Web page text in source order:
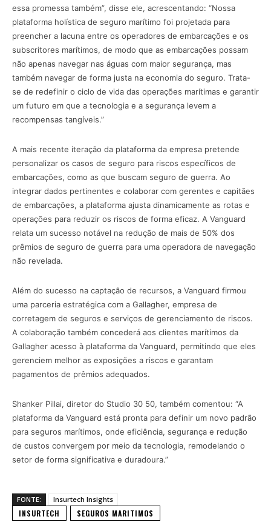
essa promessa também”, disse ele, acrescentando: “Nossa
plataforma holística de seguro marítimo foi projetada para
preencher a lacuna entre os operadores de embarcações e os
subscritores marítimos, de modo que as embarcações possam
não apenas navegar nas águas com maior segurança, mas
também navegar de forma justa na economia do seguro. Trata-
se de redefinir o ciclo de vida das operações marítimas e garantir
um futuro em que a tecnologia e a segurança levem a
recompensas tangíveis.”
A mais recente iteração da plataforma da empresa pretende
personalizar os casos de seguro para riscos específicos de
embarcações, como as que buscam seguro de guerra. Ao
integrar dados pertinentes e colaborar com gerentes e capitães
de embarcações, a plataforma ajusta dinamicamente as rotas e
operações para reduzir os riscos de forma eficaz. A Vanguard
relata um sucesso notável na redução de mais de 50% dos
prêmios de seguro de guerra para uma operadora de navegação
não revelada.
Além do sucesso na captação de recursos, a Vanguard firmou
uma parceria estratégica com a Gallagher, empresa de
corretagem de seguros e serviços de gerenciamento de riscos.
A colaboração também concederá aos clientes marítimos da
Gallagher acesso à plataforma da Vanguard, permitindo que eles
gerenciem melhor as exposições a riscos e garantam
pagamentos de prêmios adequados.
Shanker Pillai, diretor do Studio 30 50, também comentou: “A
plataforma da Vanguard está pronta para definir um novo padrão
para seguros marítimos, onde eficiência, segurança e redução
de custos convergem por meio da tecnologia, remodelando o
setor de forma significativa e duradoura.”
FONTE: Insurtech Insights
INSURTECH SEGUROS MARITIMOS